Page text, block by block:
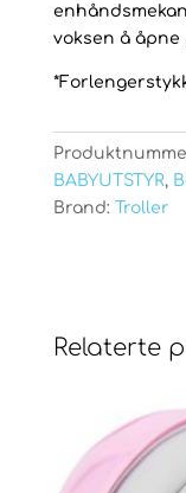
voksen å
BABYUTSTYR,
Brand: Troller
Relaterte